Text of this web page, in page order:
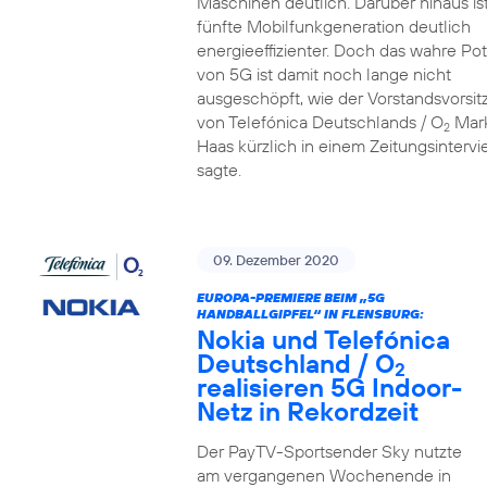
fünfte Mobilfunkgeneration deutlich
energieeffizienter. Doch das wahre
von 5G ist damit noch lange nicht
ausgeschöpft, wie der
von Telefónica Deutschlands / O2
Haas kürzlich in einem
sagte.
09. Dezember 2020
EUROPA-PREMIERE BEIM „5G
HANDBALLGIPFEL“ IN FLENSBURG:
Nokia und Telefónica
Deutschland / O2
realisieren 5G Indoor-
Netz in Rekordzeit
Der PayTV-Sportsender Sky nutzte
am vergangenen Wochenende in